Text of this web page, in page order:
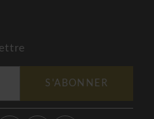
S'ABONNER